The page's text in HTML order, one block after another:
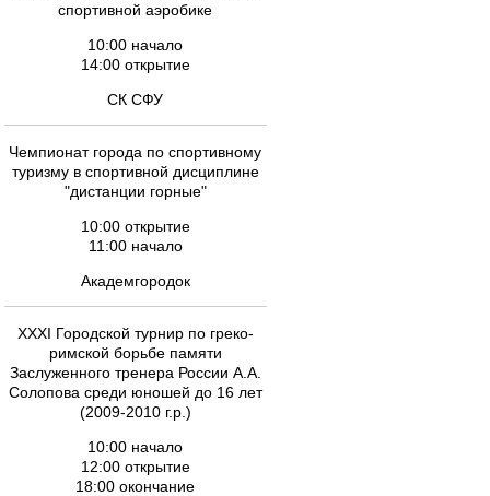
спортивной аэробике
10:00 начало
14:00 открытие
СК СФУ
Чемпионат города по спортивному
туризму в спортивной дисциплине
"дистанции горные"
10:00 открытие
11:00 начало
Академгородок
XXXI Городской турнир по греко-
римской борьбе памяти
Заслуженного тренера России А.А.
Солопова среди юношей до 16 лет
(2009-2010 г.р.)
10:00 начало
12:00 открытие
18:00 окончание